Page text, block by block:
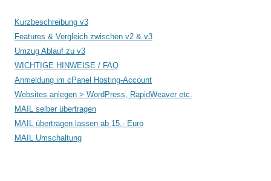
Kurzbeschreibung v3
Features & Vergleich zwischen v2 & v3
Umzug Ablauf zu v3
WICHTIGE HINWEISE / FAQ
Anmeldung im cPanel Hosting-Account
Websites anlegen > WordPress, RapidWeaver etc.
MAIL selber übertragen
MAIL übertragen lassen ab 15,- Euro
MAIL Umschaltung